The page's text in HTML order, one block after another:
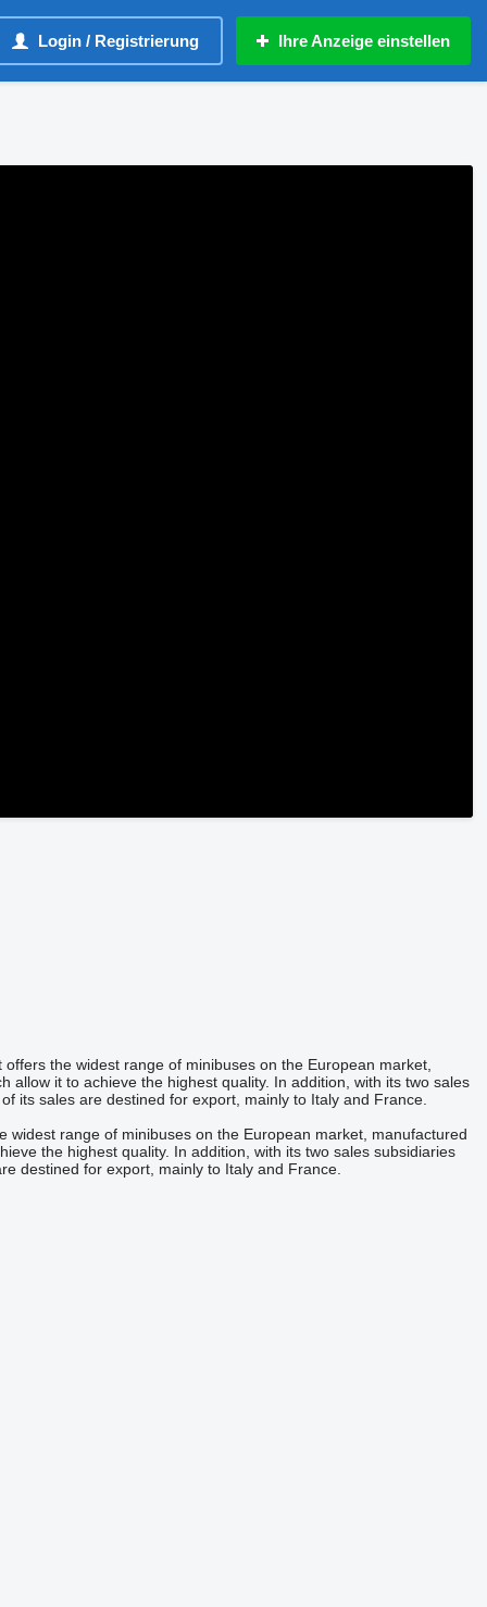
Login / Registrierung Ihre Anzeige einstellen
the widest range of minibuses on the European market,
it to achieve the highest quality. In addition, with its two sales
its sales are destined for export, mainly to Italy and France.
range of minibuses on the European market, manufactured
the highest quality. In addition, with its two sales subsidiaries
destined for export, mainly to Italy and France.